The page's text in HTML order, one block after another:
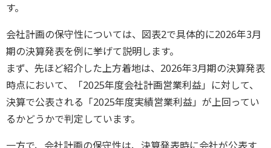
す。
会社計画の保守性については、図表2で具体的に2026年3月
期の決算発表を例に挙げて説明します。
まず、先ほど紹介した上方着地は、2026年3月期の決算発表
時点において、「2025年度会社計画営業利益」に対して、
決算で公表される「2025年度実績営業利益」が上回ってい
るかどうかで判定しています。